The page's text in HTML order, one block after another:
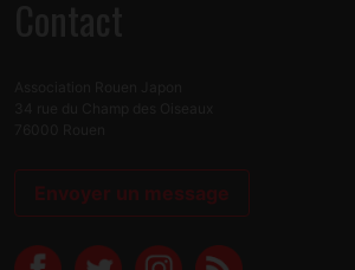
Envoyer un message